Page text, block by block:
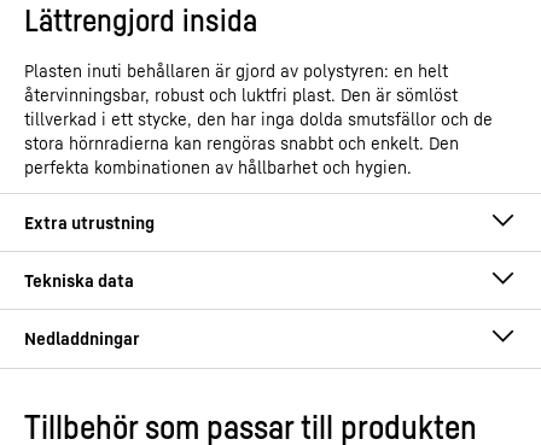
Lättrengjord insida
Plasten inuti behållaren är gjord av polystyren: en helt
återvinningsbar, robust och luktfri plast. Den är sömlöst
tillverkad i ett stycke, den har inga dolda smutsfällor och de
stora hörnradierna kan rengöras snabbt och enkelt. Den
perfekta kombinationen av hållbarhet och hygien.
Driftsinstruktioner
Tillbehör som passar till produkten